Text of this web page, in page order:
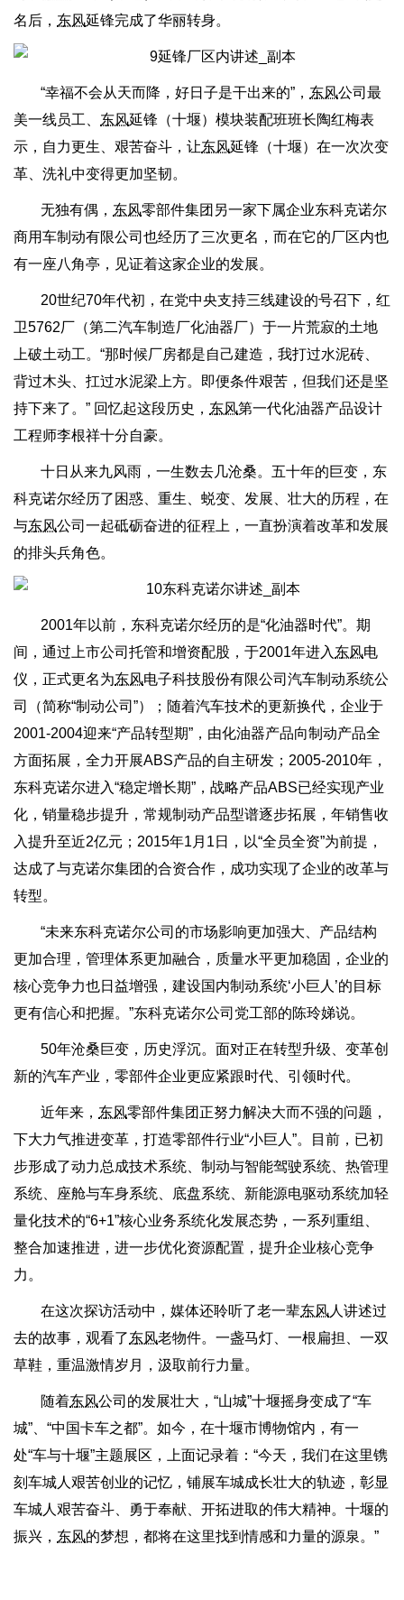
名后， 东风延锋完成了华丽转身。
“幸福不会从天而降，好日子是干出来的”， 东风公司最
美一线员工、 东风延锋（十堰）模块装配班班长陶红梅表
示，自力更生、艰苦奋斗，让东风延锋（十堰）在一次次变
革、洗礼中变得更加坚韧。
无独有偶， 东风零部件集团另一家下属企业东科克诺尔
商用车制动有限公司也经历了三次更名，而在它的厂区内也
有一座八角亭，见证着这家企业的发展。
20世纪70年代初，在党中央支持三线建设的号召下，红
卫5762厂（第二汽车制造厂化油器厂）于一片荒寂的土地
上破土动工。“那时候厂房都是自己建造，我打过水泥砖、
背过木头、扛过水泥梁上方。即便条件艰苦，但我们还是坚
持下来了。” 回忆起这段历史， 东风第一代化油器产品设计
工程师李根祥十分自豪。
十日从来九风雨，一生数去几沧桑。五十年的巨变，东
科克诺尔经历了困惑、重生、蜕变、发展、壮大的历程，在
与东风公司一起砥砺奋进的征程上，一直扮演着改革和发展
的排头兵角色。
2001年以前，东科克诺尔经历的是“化油器时代”。期
间，通过上市公司托管和增资配股，于2001年进入 东风电
仪，正式更名为东风电子科技股份有限公司汽车制动系统公
司（简称“制动公司”）；随着汽车技术的更新换代，企业于
2001-2004迎来“产品转型期”，由化油器产品向制动产品全
方面拓展，全力开展ABS产品的自主研发；2005-2010年，
东科克诺尔进入“稳定增长期”，战略产品ABS已经实现产业
化，销量稳步提升，常规制动产品型谱逐步拓展，年销售收
入提升至近2亿元；2015年1月1日，以“全员全资”为前提，
达成了与克诺尔集团的合资合作，成功实现了企业的改革与
转型。
“未来东科克诺尔公司的市场影响更加强大、产品结构
更加合理，管理体系更加融合，质量水平更加稳固，企业的
核心竞争力也日益增强，建设国内制动系统‘小巨人’的目标
更有信心和把握。”东科克诺尔公司党工部的陈玲娣说。
50年沧桑巨变，历史浮沉。面对正在转型升级、变革创
新的汽车产业，零部件企业更应紧跟时代、引领时代。
近年来， 东风零部件集团正努力解决大而不强的问题，
下大力气推进变革，打造零部件行业“小巨人”。目前，已初
步形成了动力总成技术系统、制动与智能驾驶系统、热管理
系统、座舱与车身系统、底盘系统、新能源电驱动系统加轻
量化技术的“6+1”核心业务系统化发展态势，一系列重组、
整合加速推进，进一步优化资源配置，提升企业核心竞争
力。
在这次探访活动中，媒体还聆听了老一辈东风人讲述过
去的故事，观看了东风老物件。一盏马灯、一根扁担、一双
草鞋，重温激情岁月，汲取前行力量。
随着东风公司的发展壮大，“山城”十堰摇身变成了“车
城”、“中国卡车之都”。如今，在十堰市博物馆内，有一
处“车与十堰”主题展区，上面记录着：“今天，我们在这里镌
刻车城人艰苦创业的记忆，铺展车城成长壮大的轨迹，彰显
车城人艰苦奋斗、勇于奉献、开拓进取的伟大精神。十堰的
振兴， 东风的梦想，都将在这里找到情感和力量的源泉。”